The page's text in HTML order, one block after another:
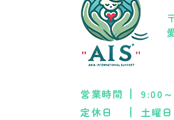
営業時間
9:00
定休日
土曜